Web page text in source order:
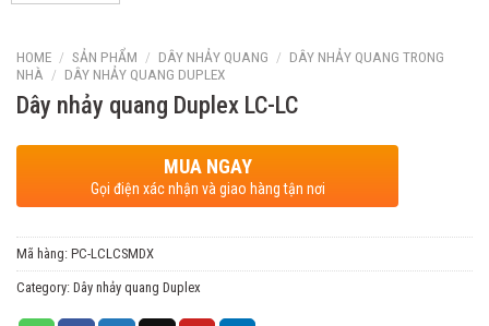
HOME / SẢN PHẨM / DÂY NHẢY QUANG / DÂY NHẢY QUANG TRONG
NHÀ / DÂY NHẢY QUANG DUPLEX
Dây nhảy quang Duplex LC-LC
MUA NGAY
Gọi điện xác nhận và giao hàng tận nơi
Mã hàng: PC-LCLCSMDX
Category: Dây nhảy quang Duplex